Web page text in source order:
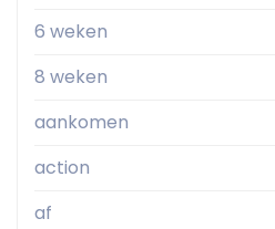
6 weken
8 weken
aankomen
action
af